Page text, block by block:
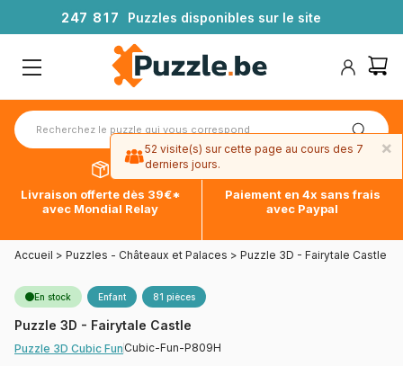
247 81 7 Puzzles disponibles sur le site
Livraison offerte dès 39€*
avec Mondial Relay
Paiement en 4x sans frais
avec Paypal
Accueil > Puzzles - Châteaux et Palaces > Puzzle 3D - Fairytale Castle
En stock Enfant 81 pièces
Puzzle 3D - Fairytale Castle
Puzzle 3D Cubic Fun Cubic-Fun-P809H
×
52 visite(s) sur cette page au cours des 7
derniers jours.